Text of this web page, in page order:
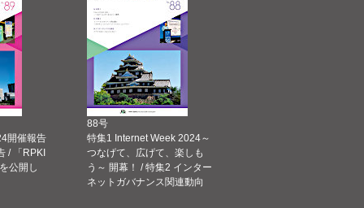
開催報告
/ 「RPKI
公開し
88号
特集1 Internet Week 2024～
つなげて、広げて、楽しも
う～ 開幕！ / 特集2 インター
ネットガバナンス関連動向